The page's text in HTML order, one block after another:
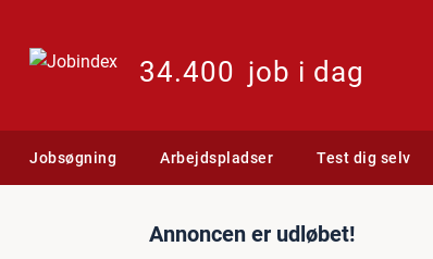
34.400 job i dag
Jobsøgning Arbejdspladser Test dig selv
Jobannonce:
Annoncen er udløbet!